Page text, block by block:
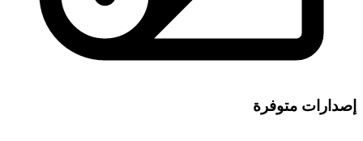
إصدارات متوفرة